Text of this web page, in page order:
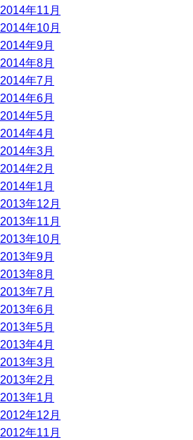
2014年11月
2014年10月
2014年9月
2014年8月
2014年7月
2014年6月
2014年5月
2014年4月
2014年3月
2014年2月
2014年1月
2013年12月
2013年11月
2013年10月
2013年9月
2013年8月
2013年7月
2013年6月
2013年5月
2013年4月
2013年3月
2013年2月
2013年1月
2012年12月
2012年11月